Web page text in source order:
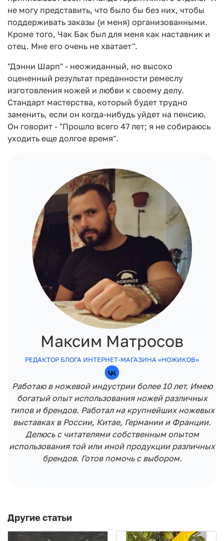
не могу представить, что было бы без них, чтобы
поддерживать заказы (и меня) организованными.
Кроме того, Чак Бак был для меня как наставник и
отец. Мне его очень не хватает".
"Дэнни Шарп" - неожиданный, но высоко
оцененный результат преданности ремеслу
изготовления ножей и любви к своему делу.
Стандарт мастерства, который будет трудно
заменить, если он когда-нибудь уйдет на пенсию.
Он говорит - "Прошло всего 47 лет; я не собираюсь
уходить еще долгое время".
Максим Матросов
РЕДАКТОР БЛОГА ИНТЕРНЕТ-МАГАЗИНА «НОЖИКОВ»
Работаю в ножевой индустрии более 10 лет. Имею
богатый опыт использования ножей различных
типов и брендов. Работал на крупнейших ножевых
выставках в России, Китае, Германии и Франции.
Делюсь с читателями собственным опытом
использования той или иной продукции различных
брендов. Готов помочь с выбором.
Другие статьи